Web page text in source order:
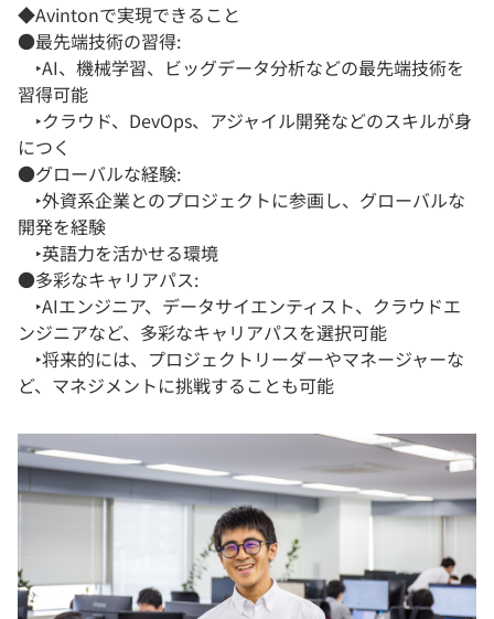
◆Avintonで実現できること
●最先端技術の習得:
‣AI、機械学習、ビッグデータ分析などの最先端技術を
習得可能
‣クラウド、DevOps、アジャイル開発などのスキルが身
につく
●グローバルな経験:
‣外資系企業とのプロジェクトに参画し、グローバルな
開発を経験
‣英語力を活かせる環境
●多彩なキャリアパス:
‣AIエンジニア、データサイエンティスト、クラウドエ
ンジニアなど、多彩なキャリアパスを選択可能
‣将来的には、プロジェクトリーダーやマネージャーな
ど、マネジメントに挑戦することも可能